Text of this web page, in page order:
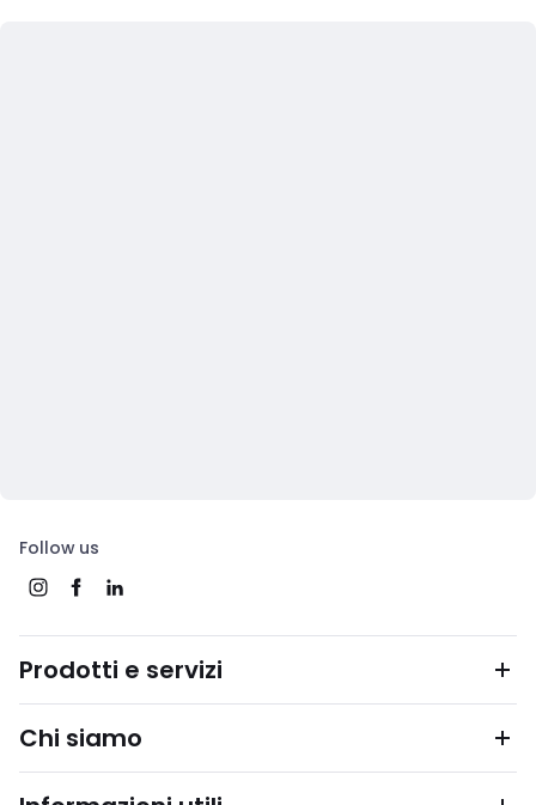
Follow us
Prodotti e servizi
Chi siamo